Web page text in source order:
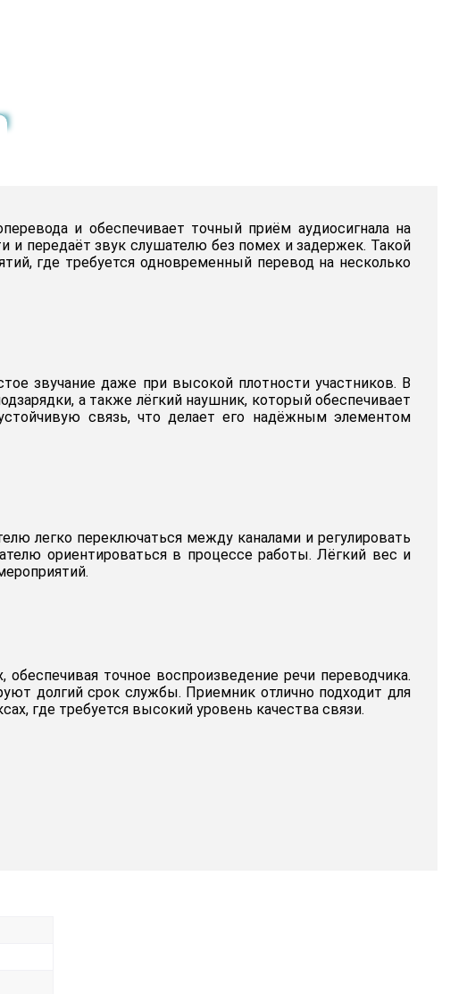
и обеспечивает точный приём аудиосигнала на
и передаёт звук слушателю без помех и задержек. Такой
где требуется одновременный перевод на несколько
звучание даже при высокой плотности участников. В
а также лёгкий наушник, который обеспечивает
связь, что делает его надёжным элементом
легко переключаться между каналами и регулировать
ориентироваться в процессе работы. Лёгкий вес и
обеспечивая точное воспроизведение речи переводчика.
долгий срок службы. Приемник отлично подходит для
где требуется высокий уровень качества связи.